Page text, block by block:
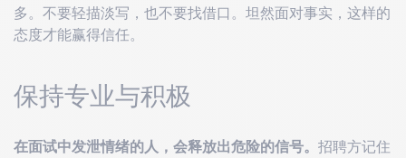
多。不要轻描淡写，也不要找借口。坦然面对事实，这样的
态度才能赢得信任。
保持专业与积极
在面试中发泄情绪的人，会释放出危险的信号。 招聘方记住